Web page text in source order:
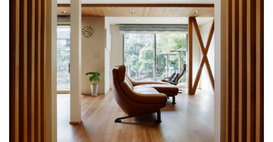
プロフィール
－PROFILE
実績・受賞歴
メディア掲載・出演・講演等